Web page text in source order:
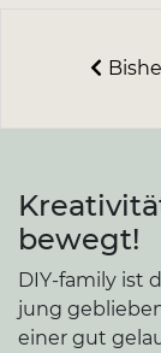
bewegt!
DIY-family ist
jung
einer gut